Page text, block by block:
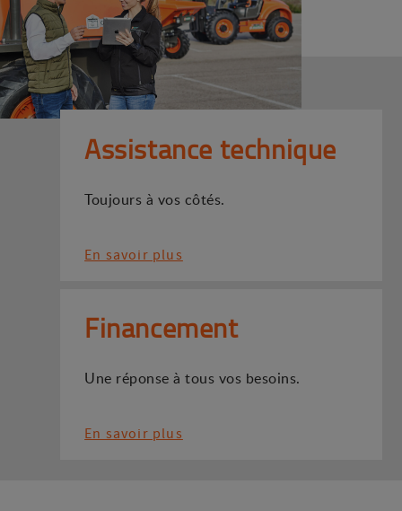
Assistance technique
Toujours à vos côtés.
En savoir plus
Financement
Une réponse à tous vos besoins.
En savoir plus